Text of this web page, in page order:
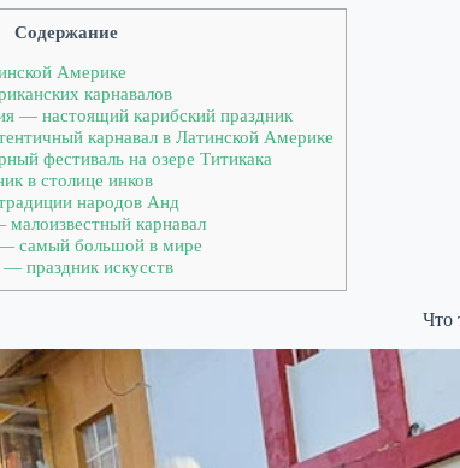
Содержание
Америке
карнавалов
— настоящий карибский праздник
карнавал в Латинской Америке
фестиваль на озере Титикака
в столице инков
народов Анд
карнавал
самый большой в мире
праздник искусств
Что